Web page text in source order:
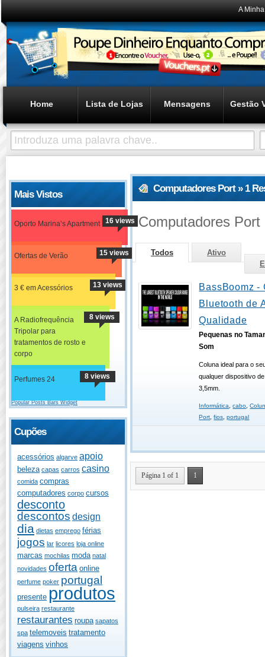
A
Home Lista de Lojas Mensagens Gestão
Mais Vistos
Oporto Marina’s Apartment 16 views
Ofertas de Verão 15 views
3 € em Acessórios 13 views
A Radiofrequência
Tripolar para
tratamentos de rosto e
corpo
8 views
Perfumes 24 8 views
Popular Posts Bars Widget
Cupões
acessórios algarve apoio
beleza capas carros casino
comida compras
computadores corpo cursos
desconto
descontos design
dia dietas emprego férias
jogos lar licores loja online
marcas mochilas moda natal
novidades oferta online
perfume poker portugal
presente produtos
pulseira restaurante
restaurantes roupa sapatos
spa telemoveis tratamento
viagens vinhos
Computadores Port » 1
Computadores Port
Todos
Ativo
BassBoomz -
Bluetooth de
Qualidade
Pequenas no
Som
Coluna ideal para o
qualquer dispositivo
3,5mm.
Informática ,cabo ,
Port ,fios ,portugal
Página 1 of 1 1